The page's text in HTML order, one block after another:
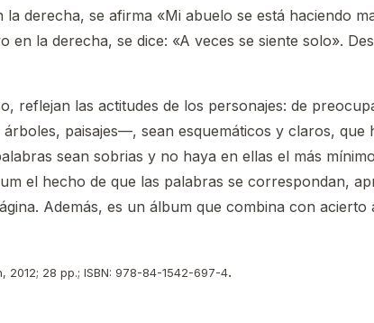
derecha, se afirma «Mi abuelo se está haciendo
la derecha, se dice: «A veces se siente solo».
reflejan las actitudes de los personajes: de
paisajes—, sean esquemáticos y claros, que
sean sobrias y no haya en ellas el más
el hecho de que las palabras se correspondan,
Además, es un álbum que combina con
2012; 28 pp.; ISBN: 978-84-1542-697-4.